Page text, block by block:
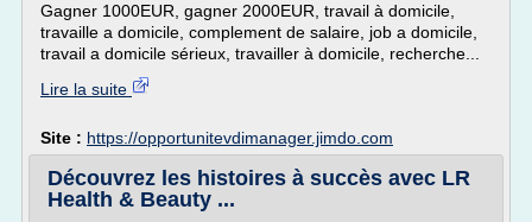
Gagner 1000EUR, gagner 2000EUR, travail à domicile,
travaille a domicile, complement de salaire, job a domicile,
travail a domicile sérieux, travailler à domicile, recherche...
Lire la suite
Site : https://opportunitevdimanager.jimdo.com
Découvrez les histoires à succès avec LR
Health & Beauty ...